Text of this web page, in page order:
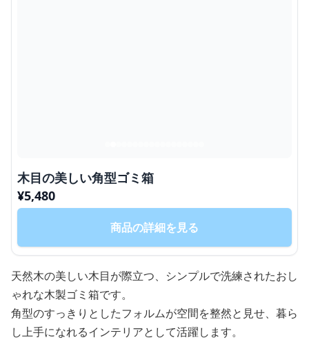
木目の美しい角型ゴミ箱
¥5,480
商品の詳細を見る
天然木の美しい木目が際立つ、シンプルで洗練されたおし
ゃれな木製ゴミ箱です。
角型のすっきりとしたフォルムが空間を整然と見せ、暮ら
し上手になれるインテリアとして活躍します。